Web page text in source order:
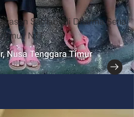
Satriabudi Dharma Setia
NTT